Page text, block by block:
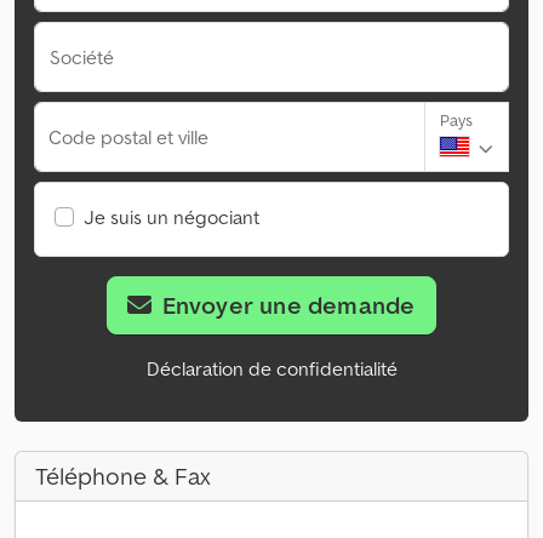
Société
Code postal et ville
Pays
Je suis un négociant
Envoyer une demande
Déclaration de confidentialité
Téléphone & Fax